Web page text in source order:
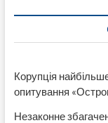
Корупція
опитування
Незаконне